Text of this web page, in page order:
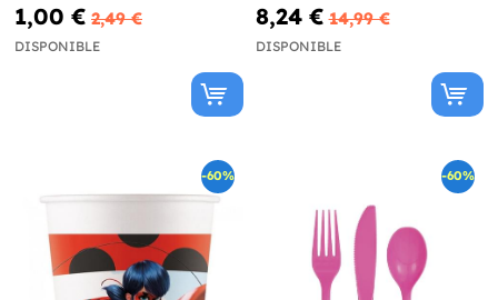
1,00 € 2,49 €
DISPONIBLE
8,24 € 14,99 €
DISPONIBLE
-60% -60%